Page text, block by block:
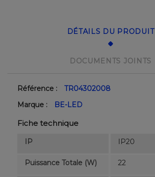
DÉTAILS DU PRODUIT
DOCUMENTS JOINTS
Référence :
TR04302008
Marque :
BE-LED
Fiche technique
IP IP20
Puissance Totale (W) 22